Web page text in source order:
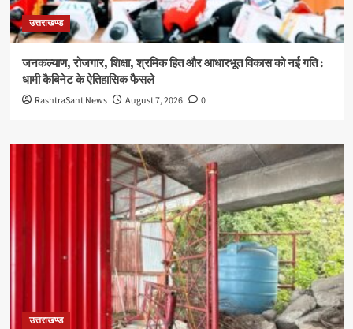
उत्तराखण्ड
जनकल्याण, रोजगार, शिक्षा, श्रमिक हित और आधारभूत विकास को नई गति :
धामी कैबिनेट के ऐतिहासिक फैसले
RashtraSant News August 7, 2026 0
उत्तराखण्ड